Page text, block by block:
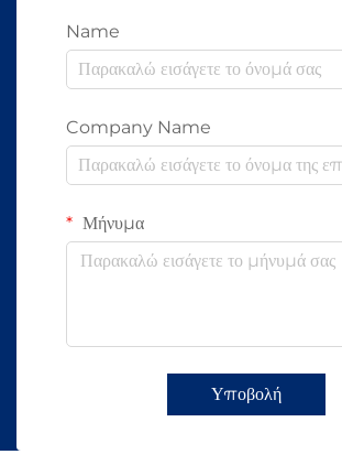
Name
Company Name
Μήνυμα
Υποβολή